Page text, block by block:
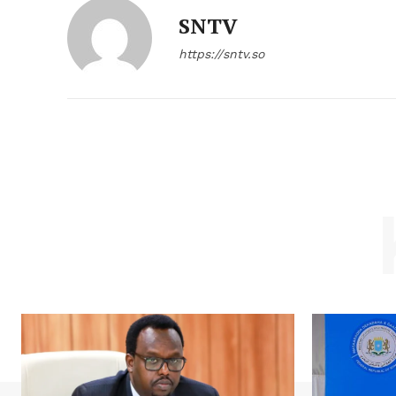
SNTV
https://sntv.so